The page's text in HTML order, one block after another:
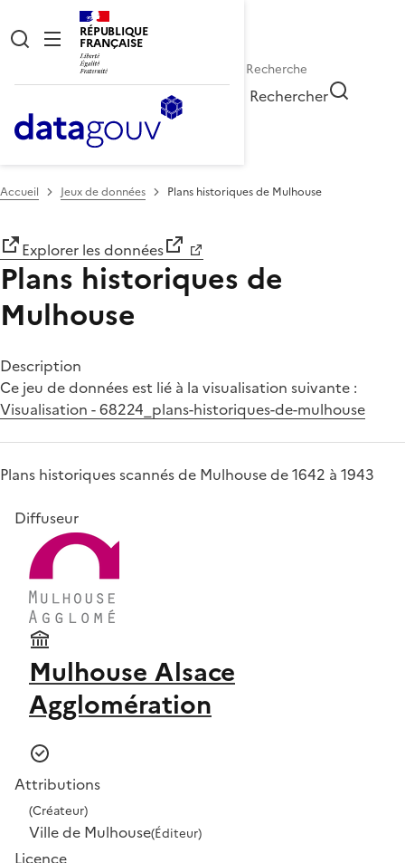
RÉPUBLIQUE
FRANÇAISE
Rechercher
Accueil Jeux de données Plans historiques de Mulhouse
Explorer les données
Plans historiques de
Mulhouse
Description
Ce jeu de données est lié à la visualisation suivante :
Visualisation - 68224_plans-historiques-de-mulhouse
Plans historiques scannés de Mulhouse de 1642 à 1943
Diffuseur
Mulhouse Alsace
Agglomération
Attributions
(Créateur)
Ville de Mulhouse(Éditeur)
Licence